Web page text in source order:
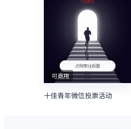
可商用
十佳青年微信投票活动